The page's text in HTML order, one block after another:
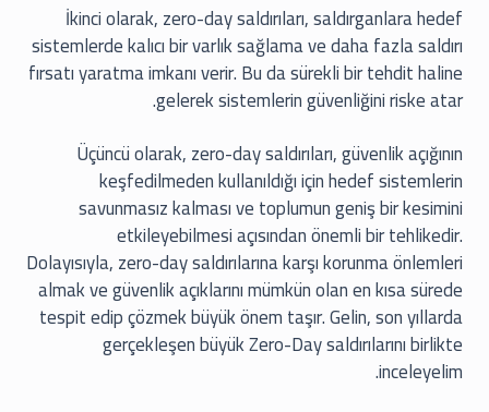
İkinci olarak, zero-day saldırıları, saldırganlara hedef
sistemlerde kalıcı bir varlık sağlama ve daha fazla saldırı
fırsatı yaratma imkanı verir. Bu da sürekli bir tehdit haline
gelerek sistemlerin güvenliğini riske atar.
Üçüncü olarak, zero-day saldırıları, güvenlik açığının
keşfedilmeden kullanıldığı için hedef sistemlerin
savunmasız kalması ve toplumun geniş bir kesimini
etkileyebilmesi açısından önemli bir tehlikedir.
Dolayısıyla, zero-day saldırılarına karşı korunma önlemleri
almak ve güvenlik açıklarını mümkün olan en kısa sürede
tespit edip çözmek büyük önem taşır. Gelin, son yıllarda
gerçekleşen büyük Zero-Day saldırılarını birlikte
inceleyelim.